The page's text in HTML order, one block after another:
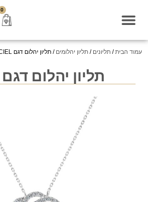
0
עמוד הבית/ תליונים / תליון יהלומים / תליון יהלום דגם CIEL
תליון יהלום דגם CIEL